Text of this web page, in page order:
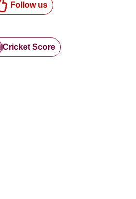
Follow us
Cricket Score